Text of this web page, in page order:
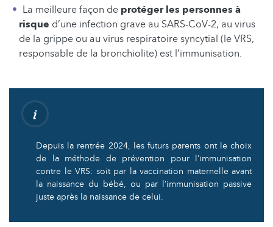
La meilleure façon de protéger les personnes à
risque d’une infection grave au SARS-CoV-2, au virus
de la grippe ou au virus respiratoire syncytial (le VRS,
responsable de la bronchiolite) est l’immunisation.
Depuis la rentrée 2024, les futurs parents ont le choix
de la méthode de prévention pour l’immunisation
contre le VRS: soit par la vaccination maternelle avant
la naissance du bébé, ou par l’immunisation passive
juste après la naissance de celui.